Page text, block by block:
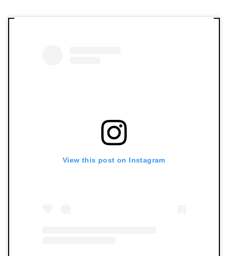
View this post on Instagram